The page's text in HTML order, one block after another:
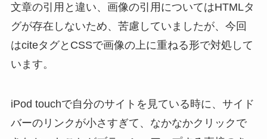
文章の引用と違い、画像の引用についてはHTMLタ
グが存在しないため、苦慮していましたが、今回
はciteタグとCSSで画像の上に重ねる形で対処して
います。
iPod touchで自分のサイトを見ている時に、サイド
バーのリンクが小さすぎて、なかなかクリックで